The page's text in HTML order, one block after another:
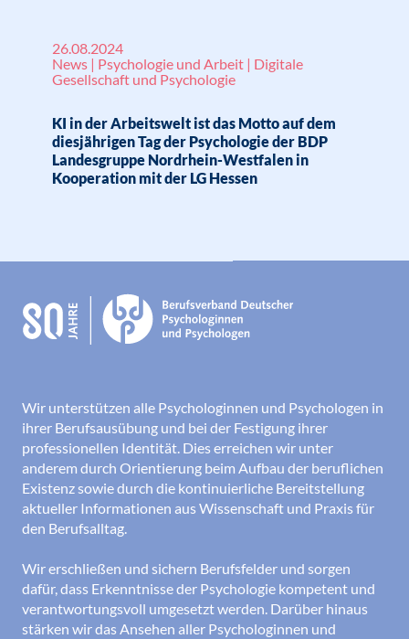
26.08.2024
News | Psychologie und Arbeit | Digitale
Gesellschaft und Psychologie
KI in der Arbeitswelt ist das Motto auf dem
diesjährigen Tag der Psychologie der BDP
Landesgruppe Nordrhein-Westfalen in
Kooperation mit der LG Hessen
Wir unterstützen alle Psychologinnen und Psychologen in
ihrer Berufsausübung und bei der Festigung ihrer
professionellen Identität. Dies erreichen wir unter
anderem durch Orientierung beim Aufbau der beruflichen
Existenz sowie durch die kontinuierliche Bereitstellung
aktueller Informationen aus Wissenschaft und Praxis für
den Berufsalltag.
Wir erschließen und sichern Berufsfelder und sorgen
dafür, dass Erkenntnisse der Psychologie kompetent und
verantwortungsvoll umgesetzt werden. Darüber hinaus
stärken wir das Ansehen aller Psychologinnen und